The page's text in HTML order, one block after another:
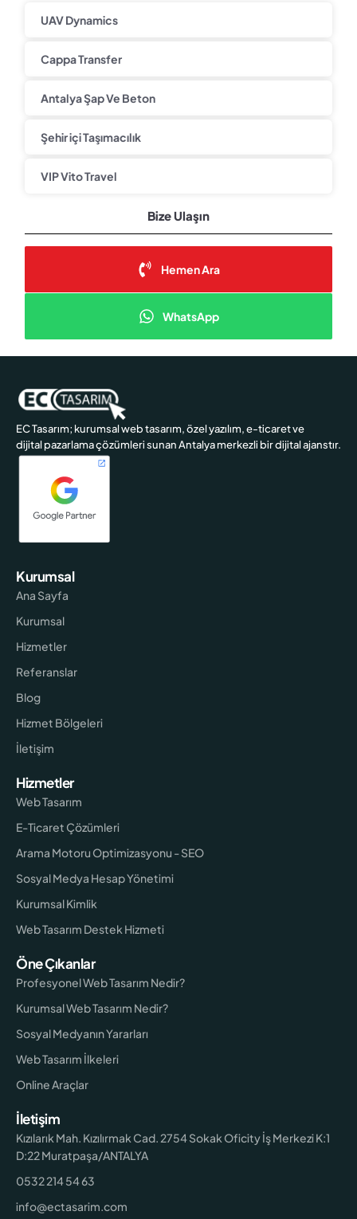
UAV Dynamics
Cappa Transfer
Antalya Şap Ve Beton
Şehir içi Taşımacılık
VIP Vito Travel
Bize Ulaşın
Hemen Ara
WhatsApp
EC Tasarım; kurumsal web tasarım, özel yazılım, e-ticaret ve
dijital pazarlama çözümleri sunan Antalya merkezli bir dijital ajanstır.
Kurumsal
Ana Sayfa
Kurumsal
Hizmetler
Referanslar
Blog
Hizmet Bölgeleri
İletişim
Hizmetler
Web Tasarım
E-Ticaret Çözümleri
Arama Motoru Optimizasyonu - SEO
Sosyal Medya Hesap Yönetimi
Kurumsal Kimlik
Web Tasarım Destek Hizmeti
Öne Çıkanlar
Profesyonel Web Tasarım Nedir?
Kurumsal Web Tasarım Nedir?
Sosyal Medyanın Yararları
Web Tasarım İlkeleri
Online Araçlar
İletişim
Kızılarık Mah. Kızılırmak Cad. 2754 Sokak Oficity İş Merkezi K:1
D:22 Muratpaşa/ANTALYA
0532 214 54 63
info@ectasarim.com